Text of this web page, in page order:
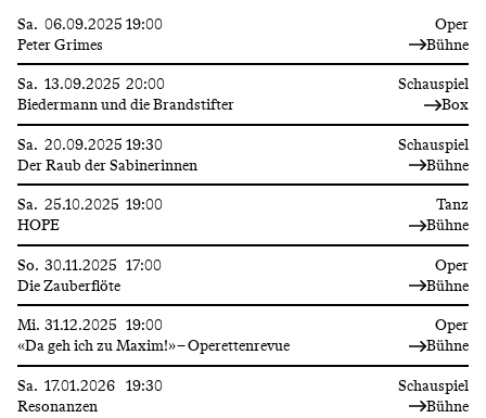
Oper
Sa. 06.09.2025 19:00
Peter Grimes
Bühne
Schauspiel
Sa. 13.09.2025 20:00
Biedermann und die Brandstifter
Box
Schauspiel
Sa. 20.09.2025 19:30
Der Raub der Sabinerinnen
Bühne
Tanz
Sa. 25.10.2025 19:00
HOPE
Bühne
Oper
So. 30.11.2025 17:00
Die Zauberflöte
Bühne
Oper
Mi. 31.12.2025 19:00
«Da geh ich zu Maxim!» – Operettenrevue
Bühne
Schauspiel
Sa. 17.01.2026 19:30
Resonanzen
Bühne